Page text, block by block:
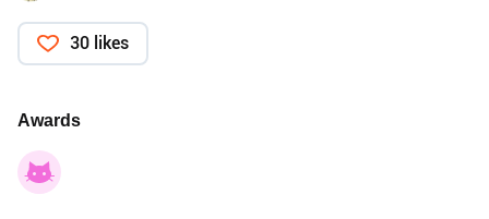
30 likes
Awards